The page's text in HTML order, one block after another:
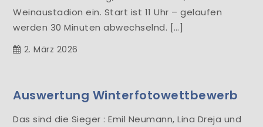
Weinaustadion ein. Start ist 11 Uhr – gelaufen
werden 30 Minuten abwechselnd. […]
2. März 2026
Auswertung Winterfotowettbewerb
Das sind die Sieger : Emil Neumann, Lina Dreja und